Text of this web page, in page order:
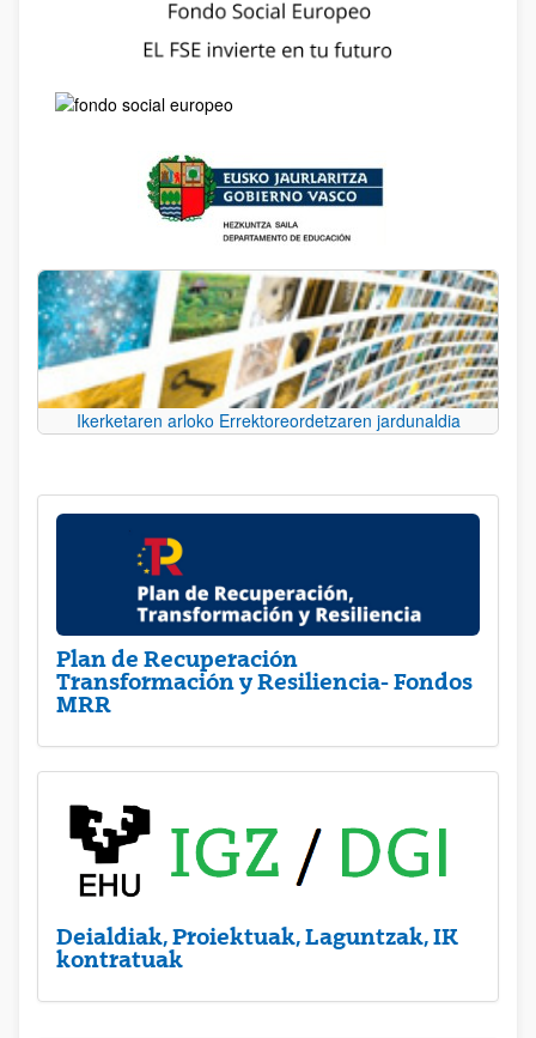
Ikerketaren arloko Errektoreordetzaren jardunaldia
Plan de Recuperación
Transformación y Resiliencia- Fondos
MRR
Deialdiak, Proiektuak, Laguntzak, IK
kontratuak